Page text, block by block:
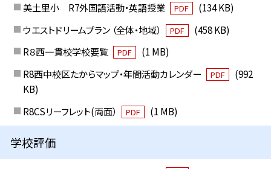
美土里小 R7外国語活動・英語授業
PDF
(134 KB)
ウエストドリームプラン （全体・地域）
PDF
(458 KB)
R８西一貫校学校要覧
PDF
(1 MB)
R8西中校区たからマップ・年間活動カレンダー
PDF
(992
KB)
R8CSリーフレット(両面）
PDF (1 MB)
学校評価